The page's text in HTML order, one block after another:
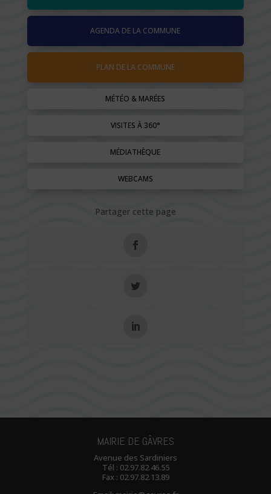
AGENDA DE LA COMMUNE
PLAN DE LA COMMUNE
MÉTÉO & MARÉES
VISITES À 360°
MÉDIATHÈQUE
WEBCAMS
Partager cette page
MAIRIE DE GÂVRES
Avenue des Sardiniers
Tél : 02.97.82.46.55
Fax : 02.97.82.13.89